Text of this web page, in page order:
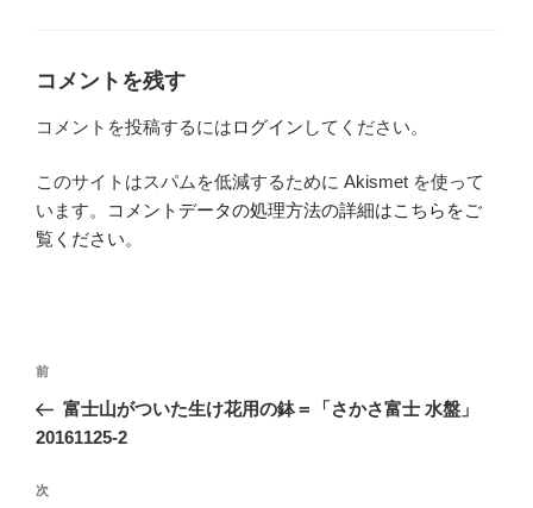
コメントを残す
コメントを投稿するにはログイン してください。
このサイトはスパムを低減するために Akismet を使って
います。
コメントデータの処理方法の詳細はこちらをご
覧ください。
投
ナ
ゲ
前
の
投
前
富士山がついた生け花用の鉢＝「さかさ富士 水盤」
20161125-2
次
次